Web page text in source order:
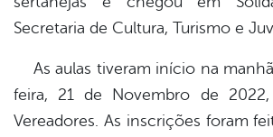
Secretaria de Cultura, Turismo e
As aulas tiveram início na
feira, 21 de Novembro de
Vereadores. As inscrições foram